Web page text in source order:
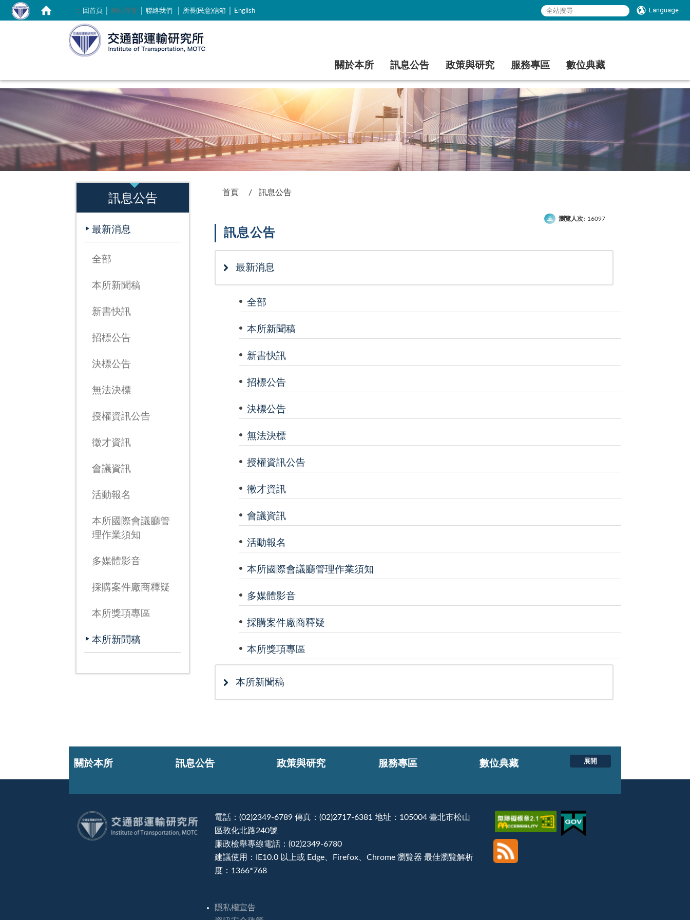
::: 回首頁｜ 網站導覽 聯絡我們｜ 所長(民意)信箱｜ English Language
關於本所 訊息公告 政策與研究 服務專區 數位典藏
訊息公告
最新消息
全部
本所新聞稿
新書快訊
招標公告
決標公告
無法決標
授權資訊公告
徵才資訊
會議資訊
活動報名
本所國際會議廳管
理作業須知
多媒體影音
採購案件廠商釋疑
本所獎項專區
本所新聞稿
首頁 訊息公告
瀏覽人次: 16097
訊息公告
最新消息
全部
本所新聞稿
新書快訊
招標公告
決標公告
無法決標
授權資訊公告
徵才資訊
會議資訊
活動報名
本所國際會議廳管理作業須知
多媒體影音
採購案件廠商釋疑
本所獎項專區
本所新聞稿
展開
關於本所 訊息公告 政策與研究 服務專區 數位典藏
電話：(02)2349-6789 傳真：(02)2717-6381 地址：105004 臺北市松山
區敦化北路240號
廉政檢舉專線電話：(02)2349-6780
建議使用：IE10.0 以上或 Edge、Firefox、Chrome 瀏覽器 最佳瀏覽解析
度：1366*768
隱私權宣告